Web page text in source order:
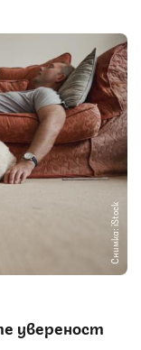
Снимка: iStock
увереност